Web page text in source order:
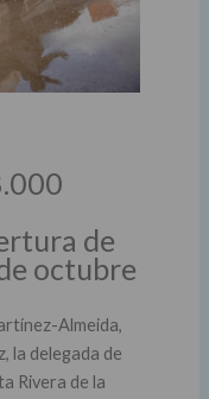
de
octubre
Almeida,
la delegada de
Rivera de la